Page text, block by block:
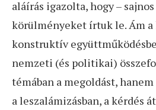
aláírás igazolta, hogy – sajnos
körülményeket írtuk le. Ám a
konstruktív
nemzeti (és politikai)
témában a megoldást,
a leszalámizásban, a kérdés